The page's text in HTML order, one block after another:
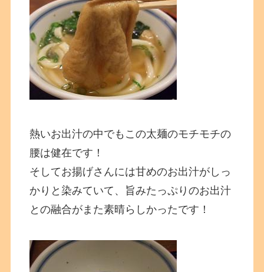
熱いお出汁の中でもこの太麺のモチモチの
腰は健在です！
そしてお揚げさんには甘めのお出汁がしっ
かりと染みていて、旨みたっぷりのお出汁
との融合がまた素晴らしかったです！